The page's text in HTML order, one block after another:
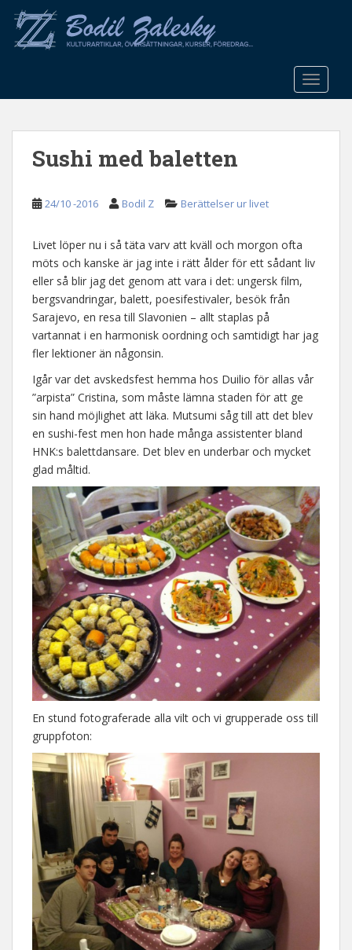
o
Sushi med baletten
24/10 -2016 Bodil Z Berättelser ur livet
Livet löper nu i så täta varv att kväll och morgon ofta
möts och kanske är jag inte i rätt ålder för ett sådant liv
eller så blir jag det genom att vara i det: ungersk film,
bergsvandringar, balett, poesifestivaler, besök från
Sarajevo, en resa till Slavonien – allt staplas på
vartannat i en harmonisk oordning och samtidigt har jag
fler lektioner än någonsin.
Igår var det avskedsfest hemma hos Duilio för allas vår
”arpista” Cristina, som måste lämna staden för att ge
sin hand möjlighet att läka. Mutsumi såg till att det blev
en sushi-fest men hon hade många assistenter bland
HNK:s balettdansare. Det blev en underbar och mycket
glad måltid.
En stund fotograferade alla vilt och vi grupperade oss till
gruppfoton: